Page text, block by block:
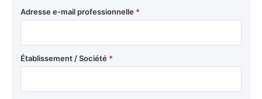
Adresse e-mail professionnelle *
Établissement / Société *